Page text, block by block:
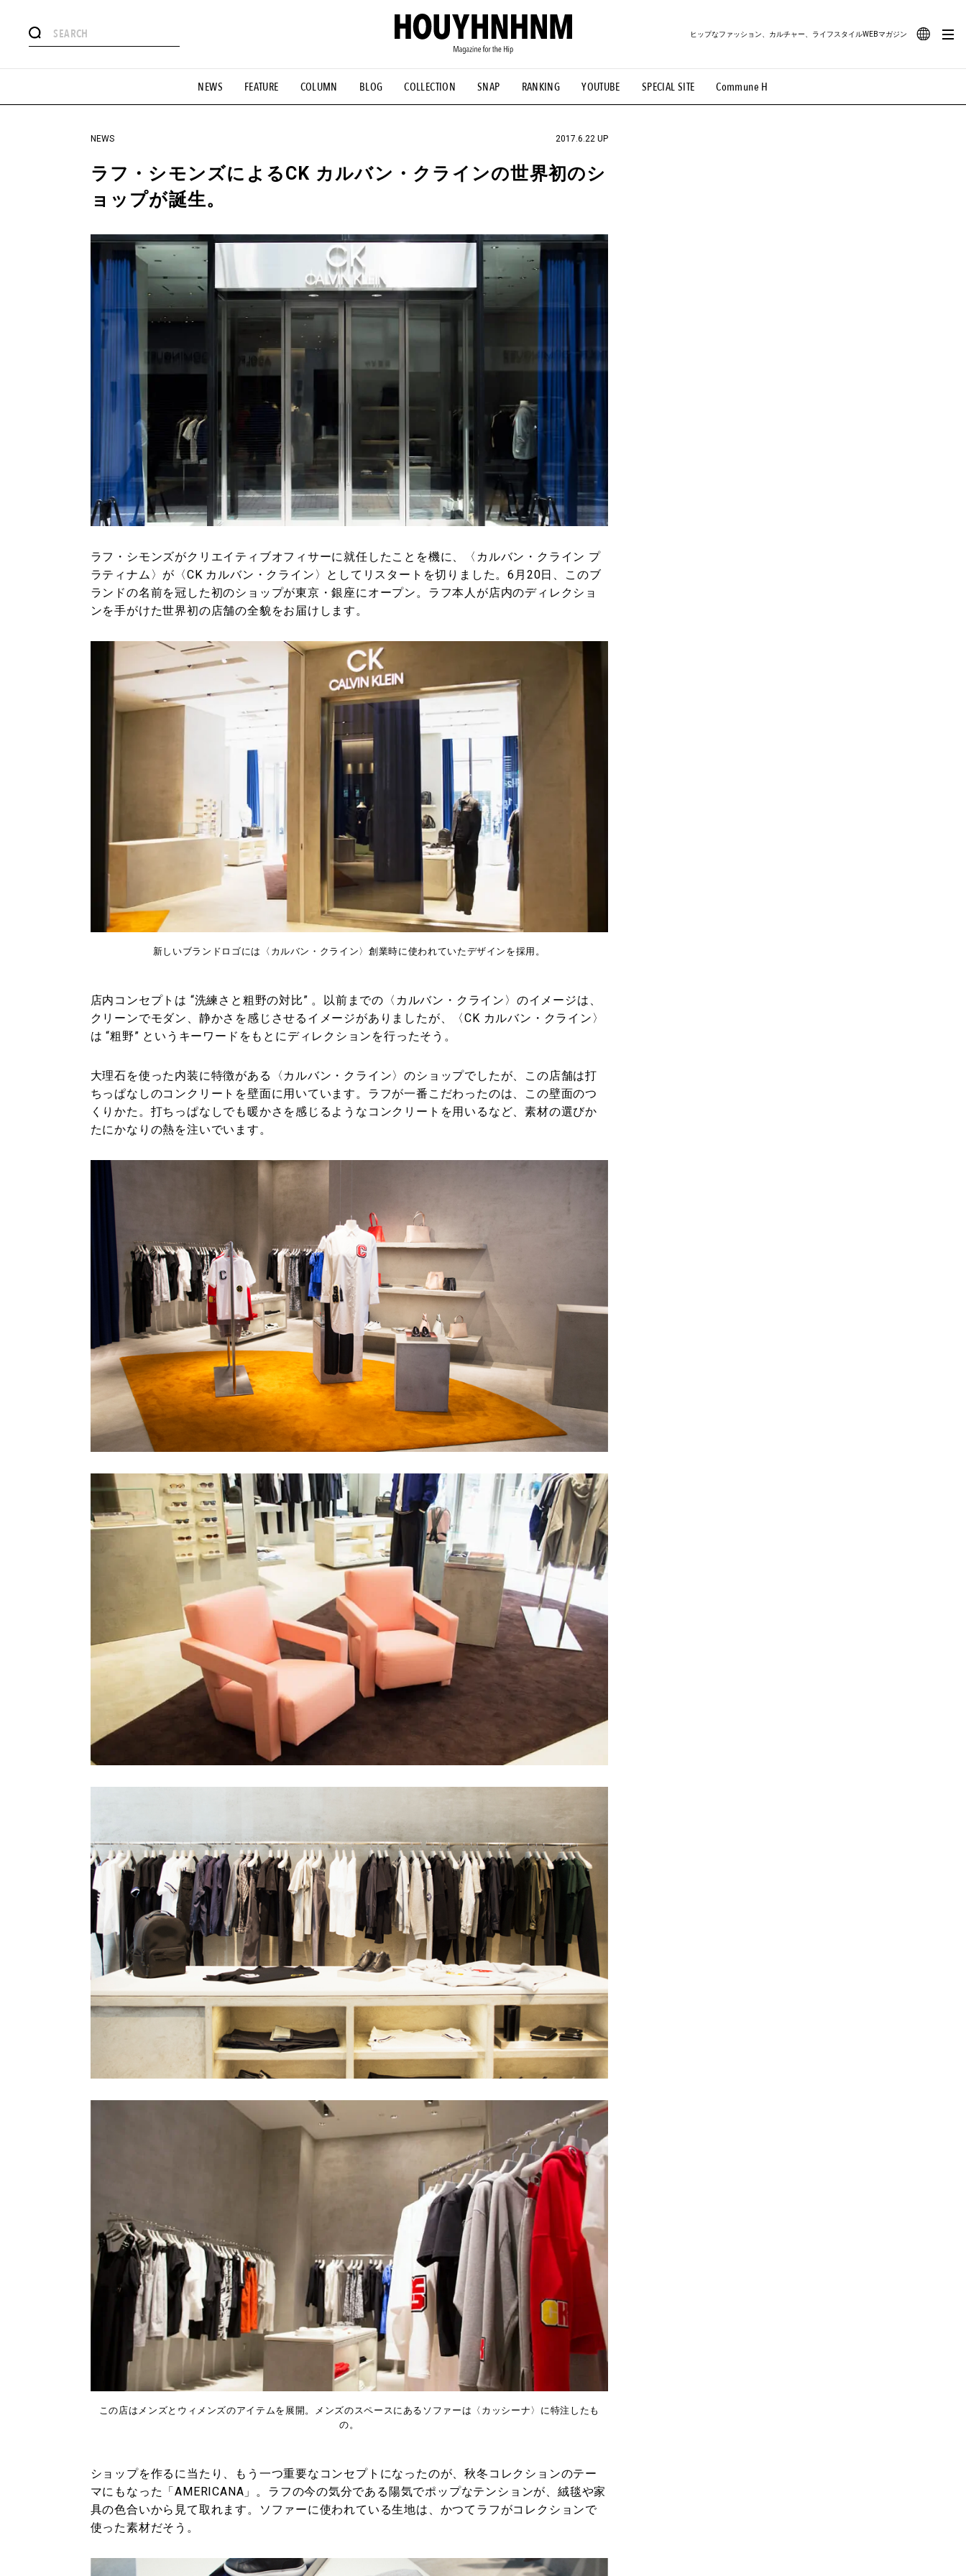
NEWS FEATURE COLUMN BLOG COLLECTION SNAP RANKING YOUTUBE SPECIAL SITE Commune H
ヒップなファッション、カルチャー、ライフスタイルWEBマガジン
#憧れの逸品 #ESSENTIAL DESIGNS #古着サミット #NEW VINTAGE #マイナーグッド図鑑 #路地裏てぃーん。 #MONTHLY JOURNAL
#GH 銘品の所以 #フイナムのYouTube #Commune H #FOCUS IT #AH.H #ととけん #FASHION #MUSIC #MOVIE #LIFESTYLE #SNEAKER #OUTDOOR
#HANDSOME HANDBOOK
NEWS 2017.6.22 UP
ラフ・シモンズによるCK カルバン・クラインの世界初のシ
ョップが誕生。
ラフ・シモンズがクリエイティブオフィサーに就任したことを機に、〈カルバン・クライン プ
ラティナム〉が〈CK カルバン・クライン〉としてリスタートを切りました。6月20日、このブ
ランドの名前を冠した初のショップが東京・銀座にオープン。ラフ本人が店内のディレクショ
ンを手がけた世界初の店舗の全貌をお届けします。
新しいブランドロゴには〈カルバン・クライン〉創業時に使われていたデザインを採用。
店内コンセプトは “洗練さと粗野の対比” 。以前までの〈カルバン・クライン〉のイメージは、
クリーンでモダン、静かさを感じさせるイメージがありましたが、〈CK カルバン・クライン〉
は “粗野” というキーワードをもとにディレクションを行ったそう。
大理石を使った内装に特徴がある〈カルバン・クライン〉のショップでしたが、この店舗は打
ちっぱなしのコンクリートを壁面に用いています。ラフが一番こだわったのは、この壁面のつ
くりかた。打ちっぱなしでも暖かさを感じるようなコンクリートを用いるなど、素材の選びか
たにかなりの熱を注いでいます。
この店はメンズとウィメンズのアイテムを展開。メンズのスペースにあるソファーは〈カッシーナ〉に特注したも
の。
ショップを作るに当たり、もう一つ重要なコンセプトになったのが、秋冬コレクションのテー
マにもなった「AMERICANA」。ラフの今の気分である陽気でポップなテンションが、絨毯や家
具の色合いから見て取れます。ソファーに使われている生地は、かつてラフがコレクションで
使った素材だそう。